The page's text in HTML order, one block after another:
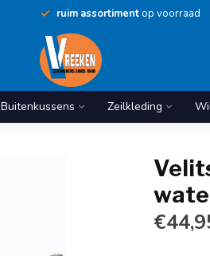
ruim assortimentop voorraad
Buitenkussens Zeilkleding